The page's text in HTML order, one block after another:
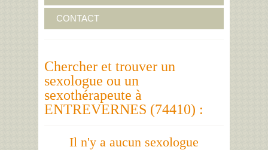
CONTACT
Chercher et trouver un
sexologue ou un
sexothérapeute à
ENTREVERNES (74410) :
Il n'y a aucun sexologue